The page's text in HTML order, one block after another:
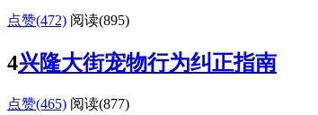
点赞(472) 阅读(895)
4兴隆大街宠物行为纠正指南
点赞(465) 阅读(877)